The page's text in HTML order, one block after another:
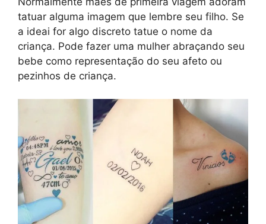
tatuar alguma imagem que lembre seu filho. Se
a ideai for algo discreto tatue o nome da
criança. Pode fazer uma mulher abraçando seu
bebe como representação do seu afeto ou
pezinhos de criança.